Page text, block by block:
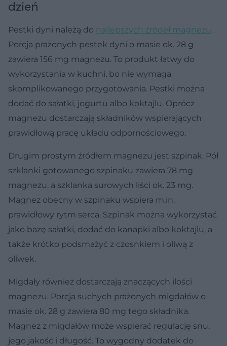
dzień
Pestki dyni należą do najlepszych źródeł magnezu.
Porcja prażonych pestek dyni o masie ok. 28 g
zawiera 156 mg magnezu. To produkt łatwy do
wykorzystania w kuchni, bo nie wymaga
skomplikowanego przygotowania. Pestki można
dodać do sałatki, jogurtu albo koktajlu. Oprócz
magnezu dostarczają składników wspierających
prawidłową pracę układu odpornościowego.
Drugim prostym źródłem magnezu jest szpinak. Pół
szklanki gotowanego szpinaku zawiera 78 mg
magnezu, a szklanka surowych liści ok. 23 mg.
Magnez obecny w szpinaku wspiera m.in.
prawidłowy rytm serca. Szpinak można wykorzystać
jako bazę sałatki, dodać do kanapki albo koktajlu, a
także krótko podsmażyć z czosnkiem i oliwą z
oliwek.
Migdały również dostarczają znaczących ilości
magnezu. Porcja suchych prażonych migdałów o
masie ok. 28 g zawiera 80 mg tego składnika.
Magnez z migdałów może wspierać regulację snu,
jego jakość i długość. To wygodny dodatek do